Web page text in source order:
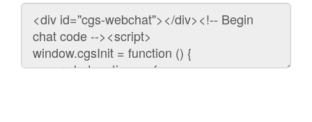
Código
para
embeber
chat